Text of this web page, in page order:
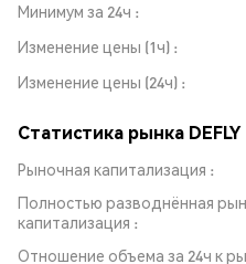
Минимум за 24ч
Изменение цены (1ч)
Изменение цены (24ч)
Статистика рынка DEFLY
Рыночная капитализация
Полностью разводнённая
капитализация
Отношение объема за 24ч к